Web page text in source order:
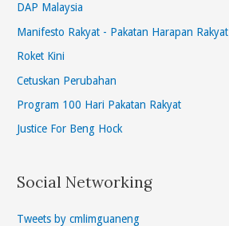
DAP Malaysia
Manifesto Rakyat - Pakatan Harapan Rakyat
Roket Kini
Cetuskan Perubahan
Program 100 Hari Pakatan Rakyat
Justice For Beng Hock
Social Networking
Tweets by cmlimguaneng